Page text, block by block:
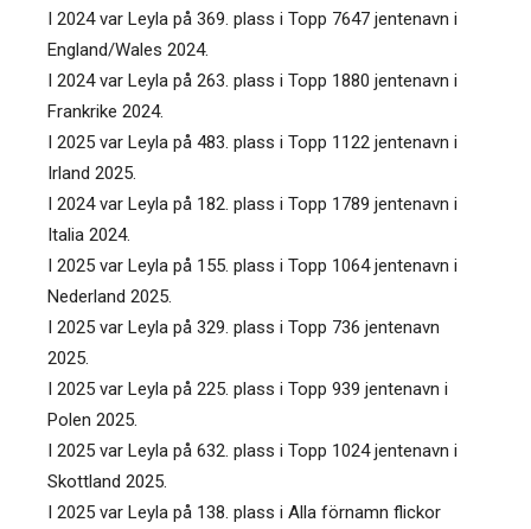
I 2024 var Leyla på 369. plass i Topp 7647 jentenavn i
England/Wales 2024.
I 2024 var Leyla på 263. plass i Topp 1880 jentenavn i
Frankrike 2024.
I 2025 var Leyla på 483. plass i Topp 1122 jentenavn i
Irland 2025.
I 2024 var Leyla på 182. plass i Topp 1789 jentenavn i
Italia 2024.
I 2025 var Leyla på 155. plass i Topp 1064 jentenavn i
Nederland 2025.
I 2025 var Leyla på 329. plass i Topp 736 jentenavn
2025.
I 2025 var Leyla på 225. plass i Topp 939 jentenavn i
Polen 2025.
I 2025 var Leyla på 632. plass i Topp 1024 jentenavn i
Skottland 2025.
I 2025 var Leyla på 138. plass i Alla förnamn flickor